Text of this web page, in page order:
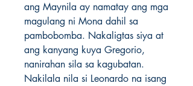
ang Maynila ay namatay ang mga
magulang ni Mona dahil sa
pambobomba. Nakaligtas siya at
ang kanyang kuya Gregorio,
nanirahan sila sa kagubatan.
Nakilala nila si Leonardo na isang